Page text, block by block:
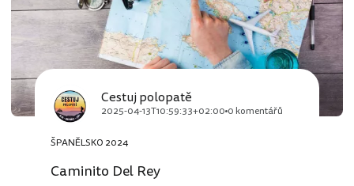
Cestuj polopatě
2025-04-13T10:59:33+02:00 0 komentářů
ŠPANĚLSKO 2024
Caminito Del Rey